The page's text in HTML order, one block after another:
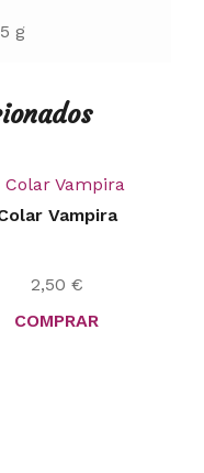
g
Vampira
2,50 €
COMPRAR